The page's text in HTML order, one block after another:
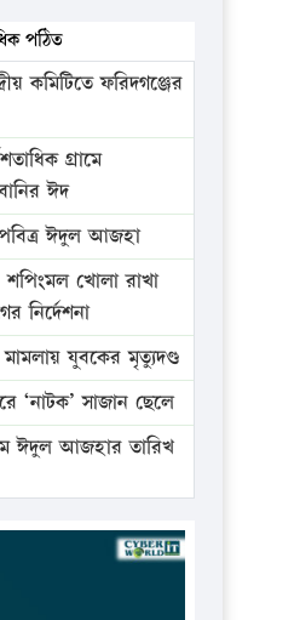
পঠিত
কমিটিতে ফরিদগঞ্জের
গ্রামে
ঈদ
ঈদুল আজহা
খোলা রাখা
নির্দেশনা
যুবকের মৃত্যুদণ্ড
‘নাটক’ সাজান ছেলে
ঈদুল আজহার তারিখ
দুইটি প্রতিষ্ঠানকে
টাকা জরিমানা।
বাড়ল